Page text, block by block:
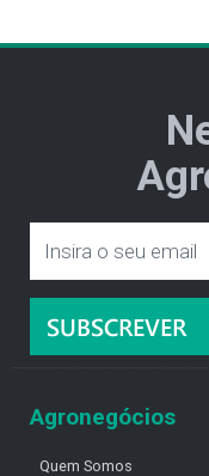
Agronegócios
Quem Somos